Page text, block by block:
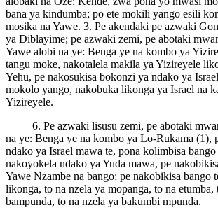
bana ya kindumba; po ete mokili yango esili
mosika na Yawe. 3. Pe akendaki pe azwaki
ya Diblayime; pe azwaki zemi, pe abotaki
Yawe alobi na ye: Benga ye na kombo ya
tangu moke, nakotalela makila ya Yizireyele
Yehu, pe nakosukisa bokonzi ya ndako ya
mokolo yango, nakobuka likonga ya Israel na
Yizireyele.
6. Pe azwaki lisusu zemi, pe abotaki
na ye: Benga ye na kombo ya Lo-Rukama (1),
ndako ya Israel mawa te, pona kolimbisa
nakoyokela ndako ya Yuda mawa, pe
Yawe Nzambe na bango; pe nakobikisa bango
likonga, to na nzela ya mopanga, to na etumba,
bampunda, to na nzela ya bakumbi mpunda.